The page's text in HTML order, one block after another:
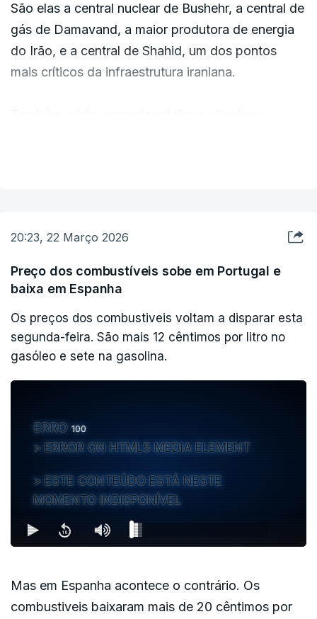
São elas a central nuclear de Bushehr, a central de
gás de Damavand, a maior produtora de energia
do Irão, e a central de Shahid, um dos pontos
mais críticos da infraestrutura iraniana.
logistica militar e do sistema bancário.
Finalmente, o Irão ameaça destruir a maior
de Ras Laffan, no Catar, que foi atacado
recentemente.
20:23, 22 Março 2026
Preço dos combustíveis sobe em Portugal e
baixa em Espanha
Os preços dos combustiveis voltam a disparar esta
segunda-feira. São mais 12 cêntimos por litro no
gasóleo e sete na gasolina.
ERRO100
ERROR ON HTML5 MEDIA ELEMENT
ESTE CONTEÚDO ESTÁ NESTE
MOMENTO INDISPONÍVEL
Mas em Espanha acontece o contrário. Os
combustiveis baixaram mais de 20 cêntimos por